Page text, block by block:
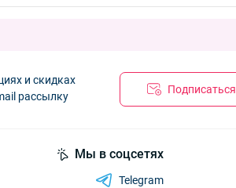
и скидках
рассылку
Подписаться
Мы в соцсетях
Telegram